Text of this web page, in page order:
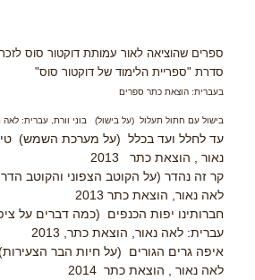
ספרים שהוציאה לאור עמותת דוקטור סוס
סדרת "ספריית הלימוד של דוקטור סוס"
בעברית: הוצאת כתר ספרים
בישול עם חתול תעלול (על בישול) בוני וורת, עברית: לאה
עד לחלל ועד בכלל (על מערכת השמש)
נאור , הוצאת כתר 2013
קר זה נהדר (על הקוטב הצפוני והקוטב
לאה נאור, הוצאת כתר 2013
חברותינו יפות הכנפים (כמה דברים על
עברית: לאה נאור, הוצאת כתר, 2013
איפה גרים הגורים (על חיות הבר
לאה נאור , הוצאת כתר 2014